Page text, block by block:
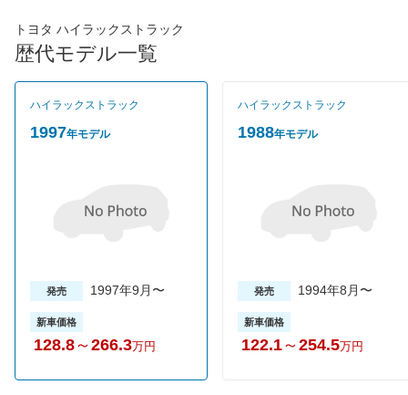
トヨタ ハイラックストラック
歴代モデル一覧
ハイラックストラック
1997年モデル
発売 1997年9月〜
新車価格
128.8～ 266.3万円
ハイラックストラック
1988年モデル
発売 1994年8月〜
新車価格
122.1～ 254.5万円